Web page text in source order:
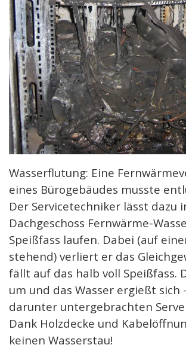
Wasserflutung: Eine
eines Bürogebäudes musste
Der Servicetechniker lässt dazu
Dachgeschoss Fernwärme-
Speißfass laufen. Dabei (auf
stehend) verliert er das
fällt auf das halb voll Speißfass.
um und das Wasser ergießt sich
darunter untergebrachten
Dank Holzdecke und
keinen Wasserstau!